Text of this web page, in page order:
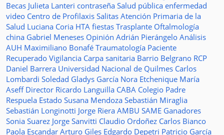
Becas Julieta Lanteri contraseña Salud pública enfermedad
video Centro de Profilaxis Salitas Atención Primaria de la
Salud Luciana Coria HTA fiestas Trasplante Oftalmología
china Gabriel Meneses Opinión Adrián Pierángelo Análisis
AUH Maximiliano Bonafé Traumatología Paciente
Recuperado Vigilancia Carpa sanitaria Barrio Belgrano RCP
Daniel Barrera Universidad Nacional de Quilmes Carlos
Lombardi Soledad Gladys García Nora Etchenique María
Aseff Director Ricardo Languilla CABA Colegio Padre
Respuela Estado Susana Mendoza Sebastián Miraglia
Sebastián Longinotti Jorge Riera AMBU SAME Ganadores
Sonia Suarez Jorge Sanvitti Claudio Ordoñez Carlos Bianco
Paola Escandar Arturo Giles Edgardo Depetri Patricio García